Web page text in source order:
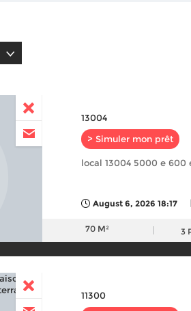
13004
> Simuler mon prêt
local 13004 5000 e 600
August 6, 2026 18:17 |
70 M² 3
11300